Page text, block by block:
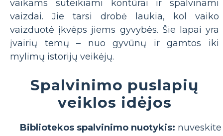
vaikams suteikiami kontūrai ir spalvinami
vaizdai. Jie tarsi drobė laukia, kol vaiko
vaizduotė įkvėps jiems gyvybės. Šie lapai yra
įvairių temų – nuo ​​gyvūnų ir gamtos iki
mylimų istorijų veikėjų.
Spalvinimo puslapių
veiklos idėjos
Bibliotekos spalvinimo nuotykis: nuveskite